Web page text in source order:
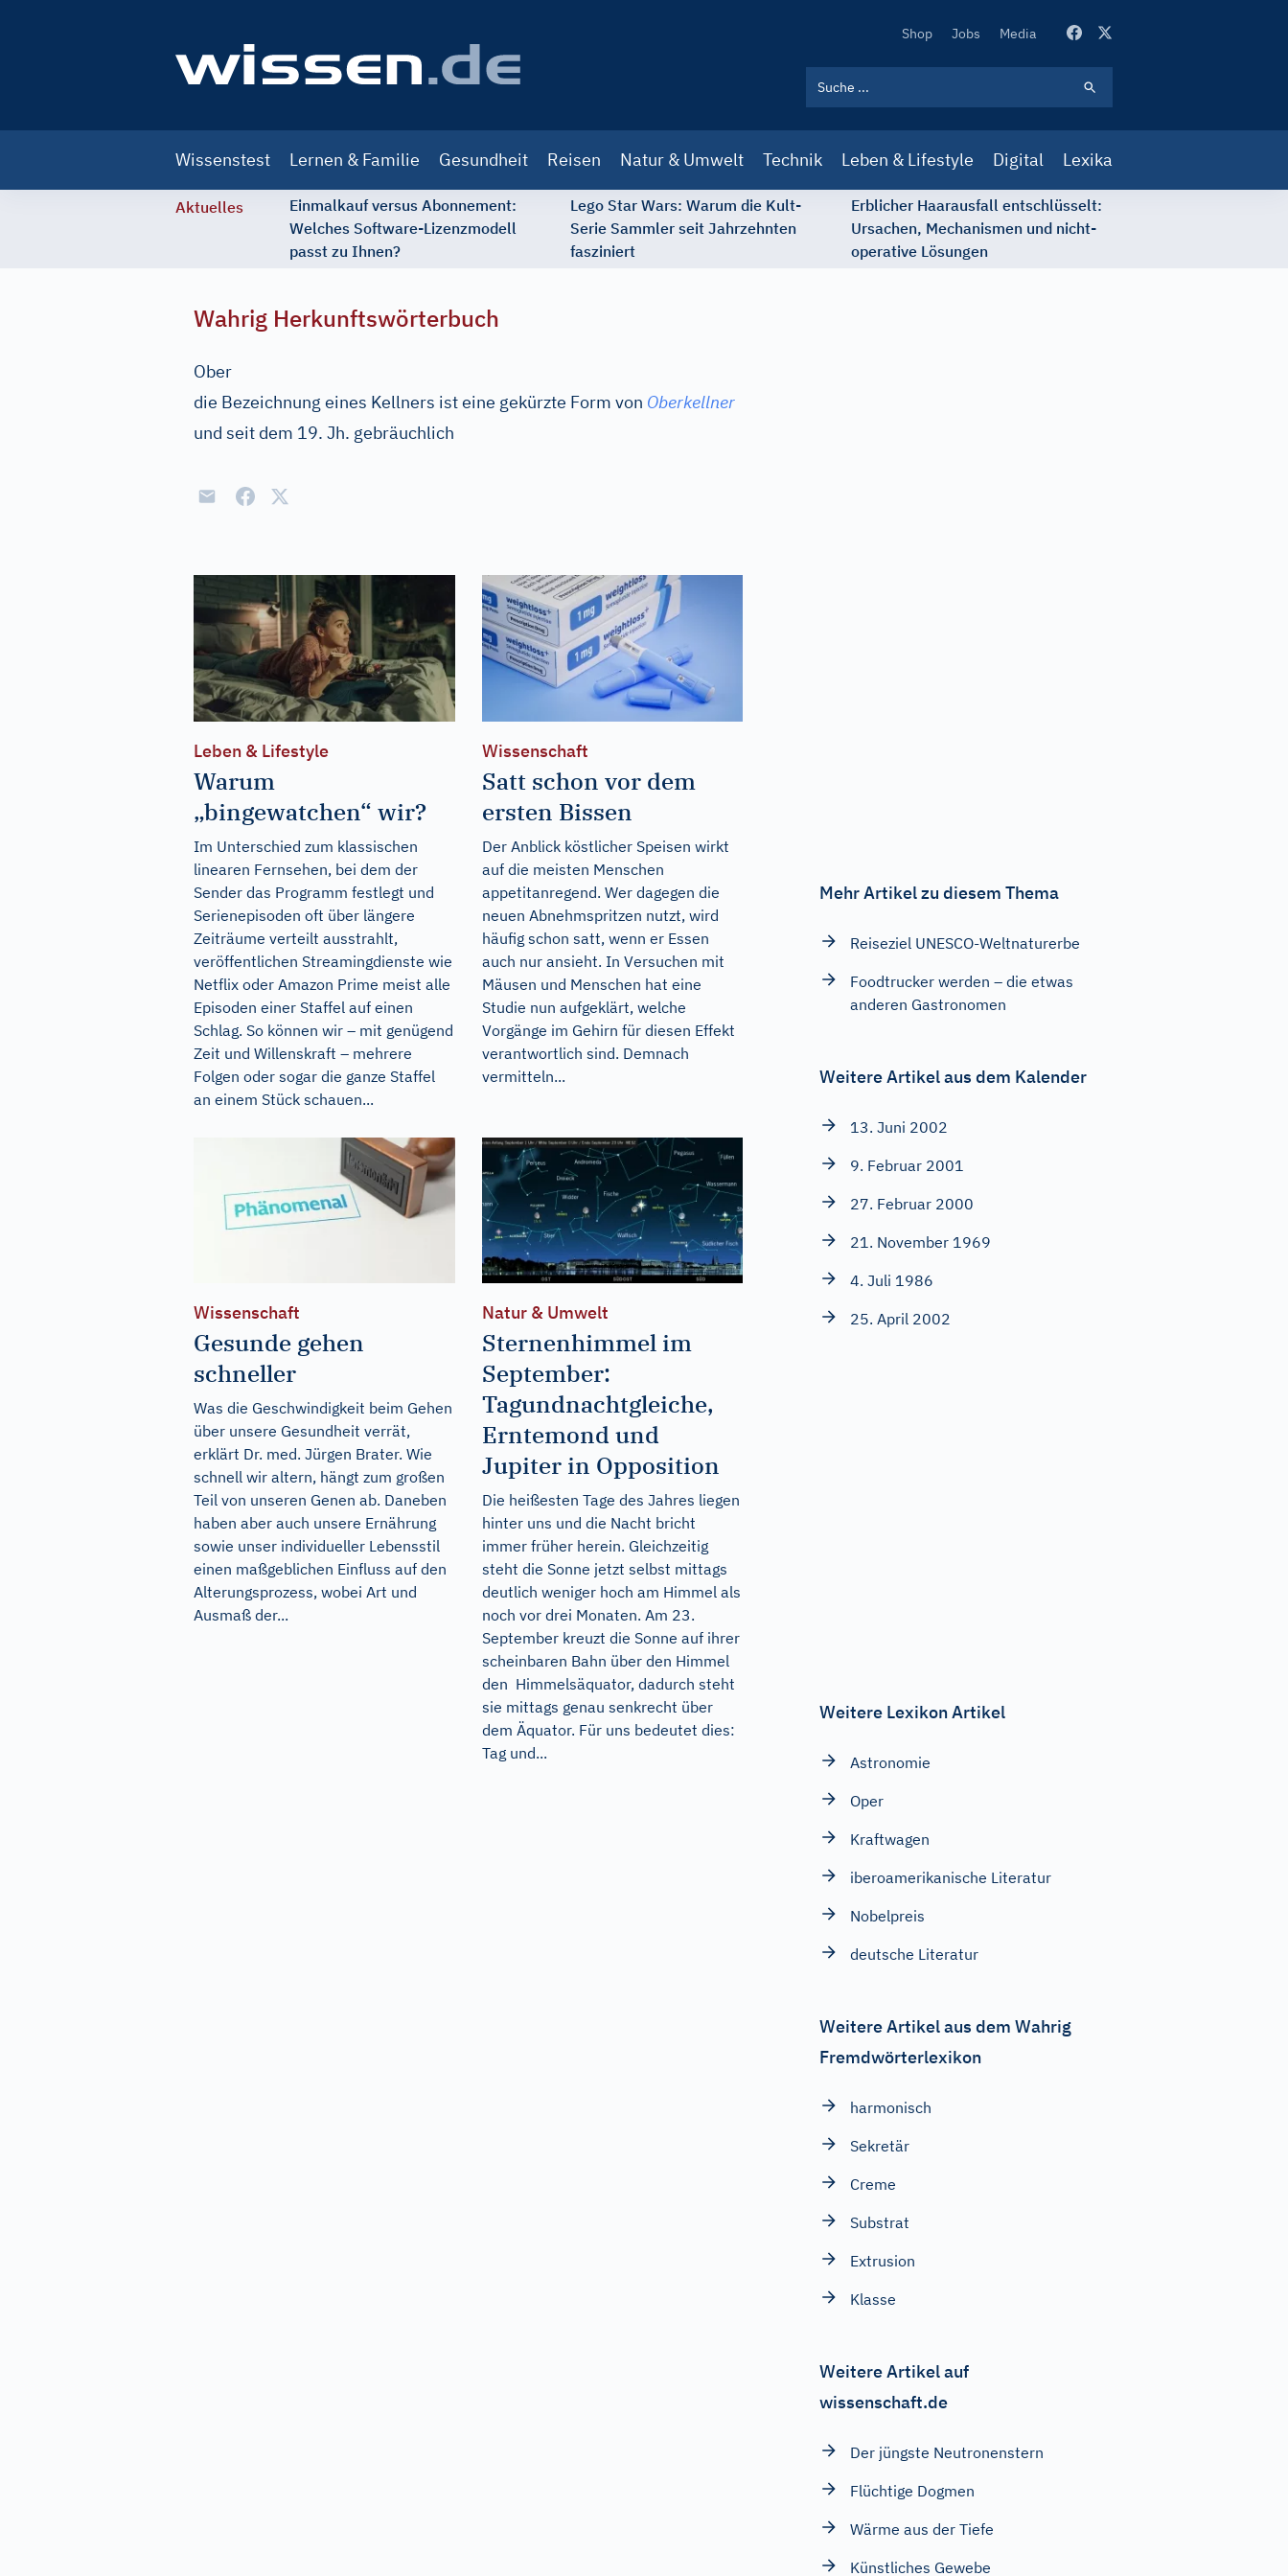
Secondary
Shop Jobs Media
navigation
Wissenstest Lernen & Familie Gesundheit Reisen Natur & Umwelt Technik Leben & Lifestyle Digital Lexika
Aktuelles
Einmalkauf versus Abonnement:
Welches Software-Lizenzmodell
passt zu Ihnen?
Lego Star Wars: Warum die Kult-
Serie Sammler seit Jahrzehnten
fasziniert
Erblicher Haarausfall entschlüsselt:
Ursachen, Mechanismen und nicht-
operative Lösungen
Wahrig Herkunftswörterbuch
Ober
die Bezeichnung eines Kellners ist eine gekürzte Form von Oberkellner
und seit dem 19. Jh. gebräuchlich
Leben & Lifestyle
Warum
„bingewatchen“ wir?
Im Unterschied zum klassischen
linearen Fernsehen, bei dem der
Sender das Programm festlegt und
Serienepisoden oft über längere
Zeiträume verteilt ausstrahlt,
veröffentlichen Streamingdienste wie
Netflix oder Amazon Prime meist alle
Episoden einer Staffel auf einen
Schlag. So können wir – mit genügend
Zeit und Willenskraft – mehrere
Folgen oder sogar die ganze Staffel
an einem Stück schauen...
Wissenschaft
Satt schon vor dem
ersten Bissen
Der Anblick köstlicher Speisen wirkt
auf die meisten Menschen
appetitanregend. Wer dagegen die
neuen Abnehmspritzen nutzt, wird
häufig schon satt, wenn er Essen
auch nur ansieht. In Versuchen mit
Mäusen und Menschen hat eine
Studie nun aufgeklärt, welche
Vorgänge im Gehirn für diesen Effekt
verantwortlich sind. Demnach
vermitteln...
Wissenschaft
Gesunde gehen
schneller
Was die Geschwindigkeit beim Gehen
über unsere Gesundheit verrät,
erklärt Dr. med. Jürgen Brater. Wie
schnell wir altern, hängt zum großen
Teil von unseren Genen ab. Daneben
haben aber auch unsere Ernährung
sowie unser individueller Lebensstil
einen maßgeblichen Einfluss auf den
Alterungsprozess, wobei Art und
Ausmaß der...
Natur & Umwelt
Sternenhimmel im
September:
Tagundnachtgleiche,
Erntemond und
Jupiter in Opposition
Die heißesten Tage des Jahres liegen
hinter uns und die Nacht bricht
immer früher herein. Gleichzeitig
steht die Sonne jetzt selbst mittags
deutlich weniger hoch am Himmel als
noch vor drei Monaten. Am 23.
September kreuzt die Sonne auf ihrer
scheinbaren Bahn über den Himmel
den Himmelsäquator, dadurch steht
sie mittags genau senkrecht über
dem Äquator. Für uns bedeutet dies:
Tag und...
Mehr Artikel zu diesem Thema
Reiseziel UNESCO-Weltnaturerbe
Foodtrucker werden – die etwas
anderen Gastronomen
Weitere Artikel aus dem Kalender
13. Juni 2002
9. Februar 2001
27. Februar 2000
21. November 1969
4. Juli 1986
25. April 2002
Weitere Lexikon Artikel
Astronomie
Oper
Kraftwagen
iberoamerikanische Literatur
Nobelpreis
deutsche Literatur
Weitere Artikel aus dem Wahrig
Fremdwörterlexikon
harmonisch
Sekretär
Creme
Substrat
Extrusion
Klasse
Weitere Artikel auf
wissenschaft.de
Der jüngste Neutronenstern
Flüchtige Dogmen
Wärme aus der Tiefe
Künstliches Gewebe